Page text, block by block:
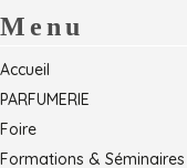
Menu
Accueil
PARFUMERIE
Foire
Formations & Séminaires